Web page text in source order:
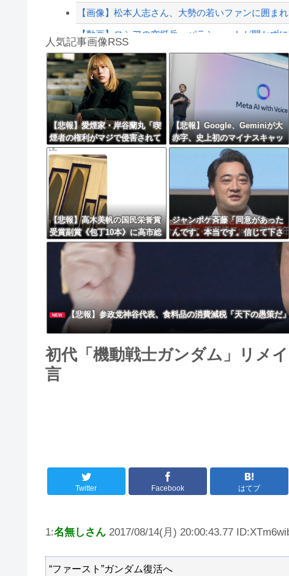
【画像】松本人志さん、大勢の若いファンに囲ま
【動画】ロシアの空挺兵、パラシュートが開かず
【リスク3倍】お前ら「認知症」になりたくないな
白石「あ、あきら様……？」あきら「……白石」
8/4のニュース
日本旅行キャンセルすべきか…1万年ぶり史上最大
更新中止のお知らせ
海外「おめでとうタキ！」リヴァプール南野がバ
人気記事画像RSS
【悲報】愛煙家・岸谷蘭丸「喫
煙者の権利がマジで侵害されて
る」と私見 「いくら税金を
我々が払ってるんだと」
【悲報】Google、Geminiが大
赤字、史上初のマイナスキャッ
シュフローに陥る・・・
【悲報】高木美帆の国民栄誉賞
受賞副賞《包丁10本》に高市総
理の名前も刻印ｗｗｗｗｗｗｗ
ｗｗ
ジャンポケ斉藤「同意があった
んです。本当です。信じて下さ
い」 ←何でこの主張が通らな
NEW 【悲報】参政党神谷代表、食料品の消費減税「天下の愚策だ
初代「機動戦士ガンダム」リメ
言
Twitter Facebook はてブ
1:名無しさん 2017/08/14(月) 20:00:43.77
“ファースト”ガンダム復活へ